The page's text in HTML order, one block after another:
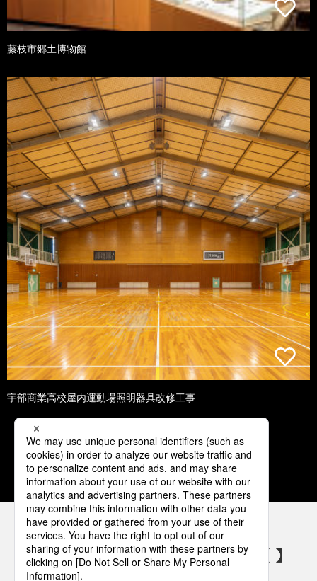
藤枝市郷土博物館
宇部商業高校屋内運動場照明器具改修工事
1 2 3 4 5
パナソニックの電気設備 SNSアカウント